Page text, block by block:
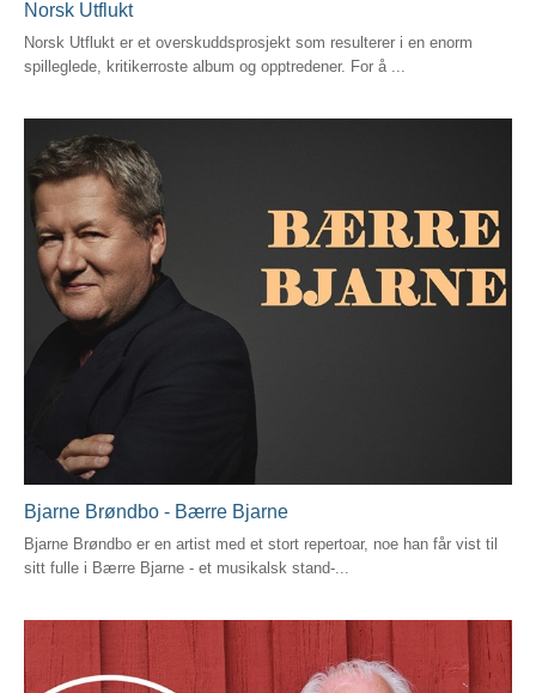
Norsk Utflukt
Norsk Utflukt er et overskuddsprosjekt som resulterer i en enorm
spilleglede, kritikerroste album og opptredener. For å ...
Bjarne Brøndbo - Bærre Bjarne
Bjarne Brøndbo er en artist med et stort repertoar, noe han får vist til
sitt fulle i Bærre Bjarne - et musikalsk stand-...